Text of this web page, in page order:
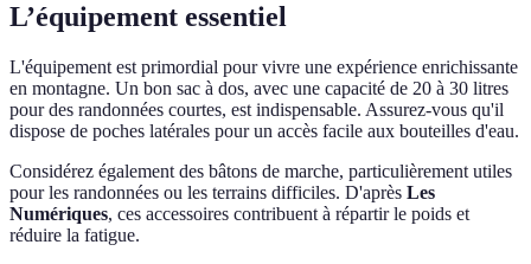
L’équipement essentiel
L'équipement est primordial pour vivre une expérience enrichissante
en montagne. Un bon sac à dos, avec une capacité de 20 à 30 litres
pour des randonnées courtes, est indispensable. Assurez-vous qu'il
dispose de poches latérales pour un accès facile aux bouteilles d'eau.
Considérez également des bâtons de marche, particulièrement utiles
pour les randonnées ou les terrains difficiles. D'après Les
Numériques, ces accessoires contribuent à répartir le poids et
réduire la fatigue.